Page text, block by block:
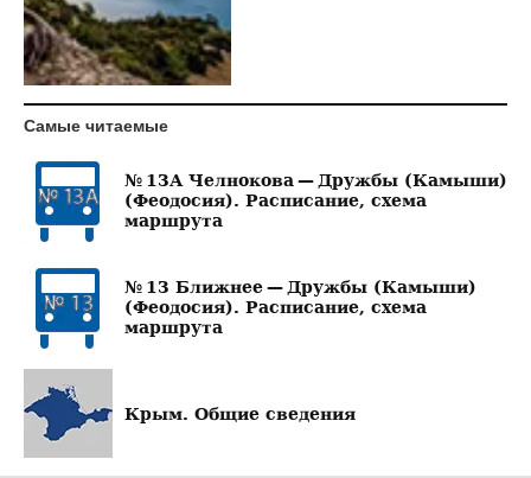
Самые читаемые
№ 13А Челнокова — Дружбы (Камыши)
(Феодосия). Расписание, схема
маршрута
№ 13 Ближнее — Дружбы (Камыши)
(Феодосия). Расписание, схема
маршрута
Крым. Общие сведения